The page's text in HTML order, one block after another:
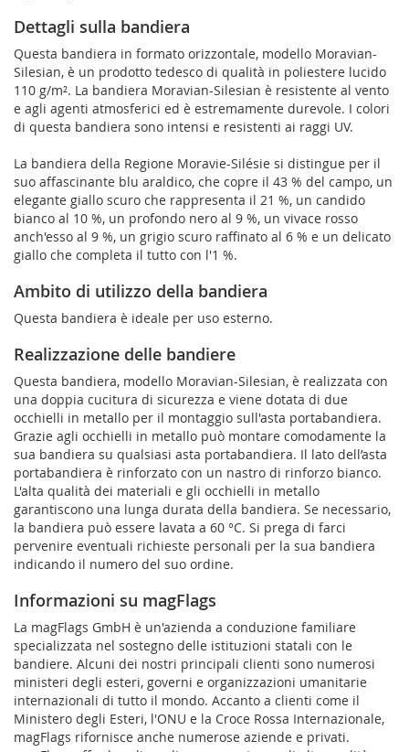
Dettagli sulla bandiera
Questa bandiera in formato orizzontale, modello Moravian-
Silesian, è un prodotto tedesco di qualità in poliestere lucido
110 g/m². La bandiera Moravian-Silesian è resistente al vento
e agli agenti atmosferici ed è estremamente durevole. I colori
di questa bandiera sono intensi e resistenti ai raggi UV.
La bandiera della Regione Moravie-Silésie si distingue per il
suo affascinante blu araldico, che copre il 43 % del campo, un
elegante giallo scuro che rappresenta il 21 %, un candido
bianco al 10 %, un profondo nero al 9 %, un vivace rosso
anch'esso al 9 %, un grigio scuro raffinato al 6 % e un delicato
giallo che completa il tutto con l'1 %.
Ambito di utilizzo della bandiera
Questa bandiera è ideale per uso esterno.
Realizzazione delle bandiere
Questa bandiera, modello Moravian-Silesian, è realizzata con
una doppia cucitura di sicurezza e viene dotata di due
occhielli in metallo per il montaggio sull'asta portabandiera.
Grazie agli occhielli in metallo può montare comodamente la
sua bandiera su qualsiasi asta portabandiera. Il lato dell’asta
portabandiera è rinforzato con un nastro di rinforzo bianco.
L'alta qualità dei materiali e gli occhielli in metallo
garantiscono una lunga durata della bandiera. Se necessario,
la bandiera può essere lavata a 60 °C. Si prega di farci
pervenire eventuali richieste personali per la sua bandiera
indicando il numero del suo ordine.
Informazioni su magFlags
La magFlags GmbH è un'azienda a conduzione familiare
specializzata nel sostegno delle istituzioni statali con le
bandiere. Alcuni dei nostri principali clienti sono numerosi
ministeri degli esteri, governi e organizzazioni umanitarie
internazionali di tutto il mondo. Accanto a clienti come il
Ministero degli Esteri, l'ONU e la Croce Rossa Internazionale,
magFlags rifornisce anche numerose aziende e privati.